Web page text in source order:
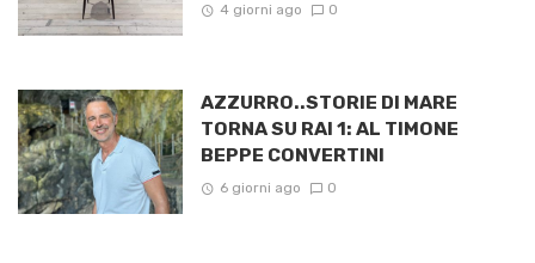
4 giorni ago 0
AZZURRO..STORIE DI MARE
TORNA SU RAI 1: AL TIMONE
BEPPE CONVERTINI
6 giorni ago 0